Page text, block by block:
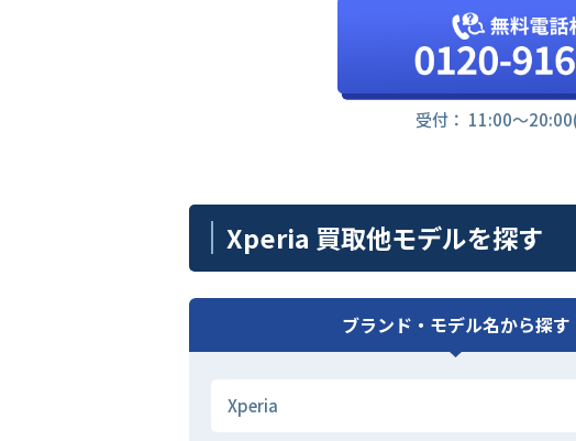
受付： 11:00〜
Xperia 買取他モデルを探す
ブランド・モデル名から探す